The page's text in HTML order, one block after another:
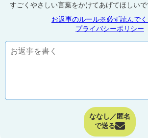
すごくやさしい言葉をかけてあげてほしいで
お返事のルール※必ず読んで
プライバシーポリシー
ななし／匿名
で送る